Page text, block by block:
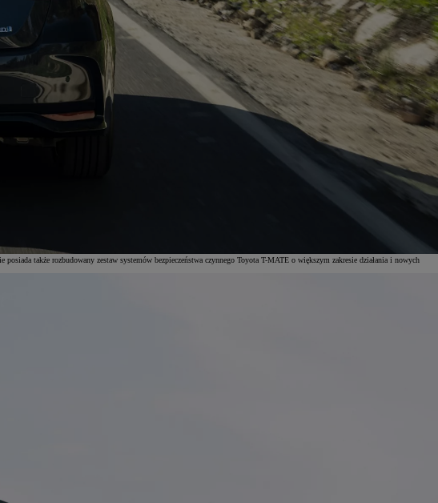
także rozbudowany zestaw systemów bezpieczeństwa czynnego Toyota T-MATE o większym zakresie działania i nowych